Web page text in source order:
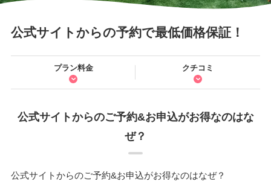
公式サイトからの予約で最低価格保証！
プラン料金 クチコミ
公式サイトからのご予約&お申込がお得なのはな
ぜ？
公式サイトからのご予約&お申込がお得なのはなぜ？